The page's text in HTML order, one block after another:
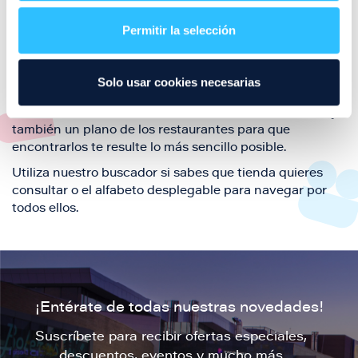
Permitir la selección
Solo usar cookies necesarias
también de nuestra oferta de ocio y shopping durante
tu visita.
El este directorio de restaurantes de Puerto Venecia
también un plano de los restaurantes para que
encontrarlos te resulte lo más sencillo posible.
Utiliza nuestro buscador si sabes que tienda quieres
consultar o el alfabeto desplegable para navegar por
todos ellos.
¡Entérate de todas nuestras novedades!
Suscríbete para recibir ofertas especiales,